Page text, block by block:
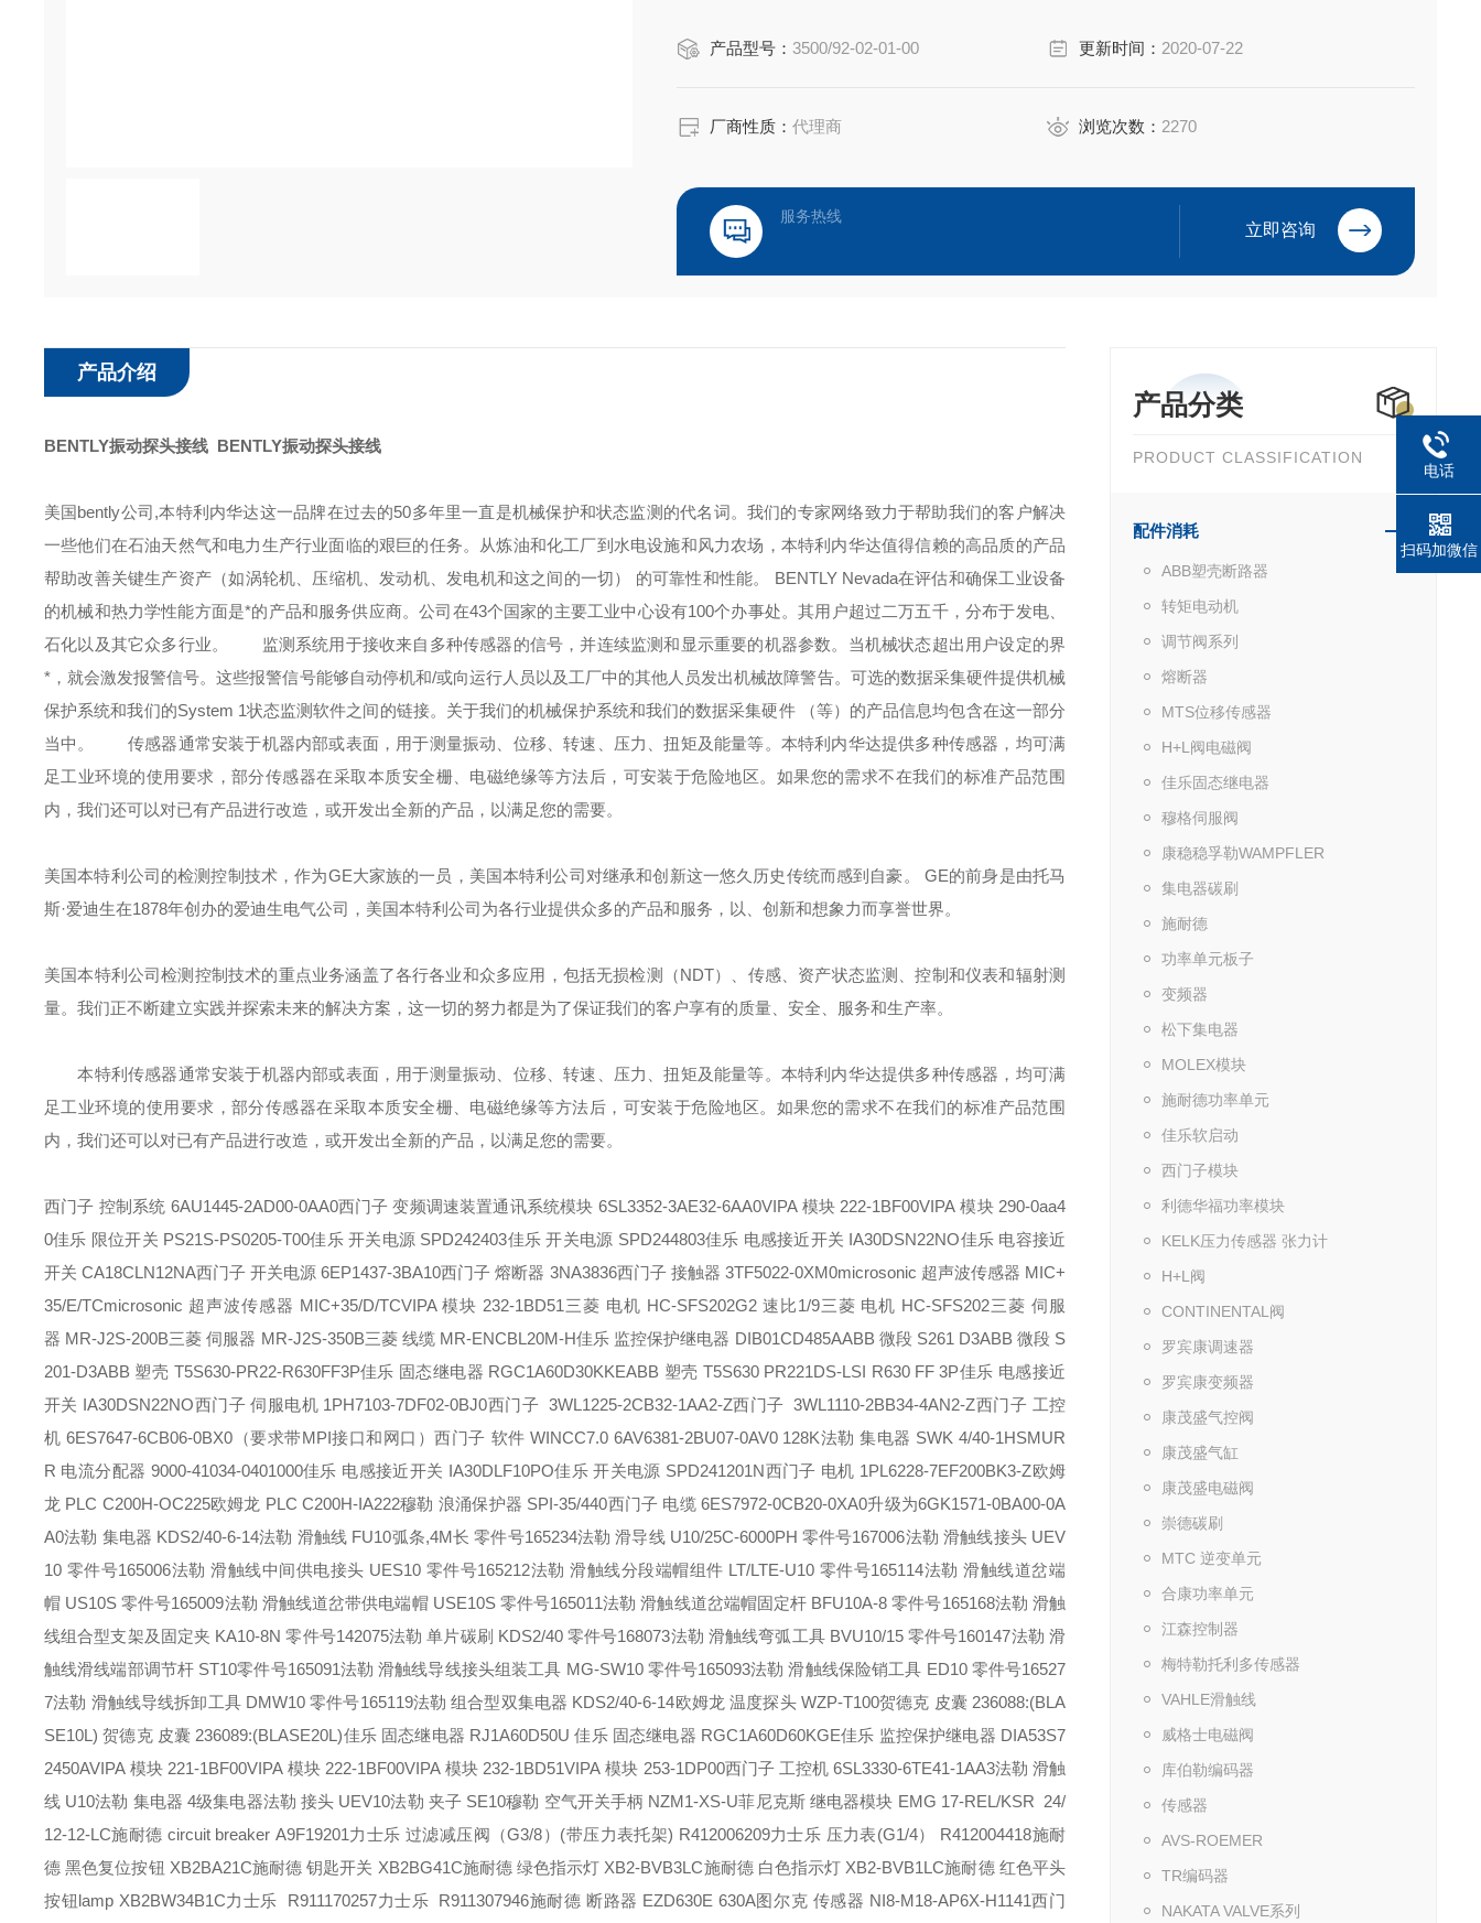
产品型号：3500/92-02-01-00 更新时间： 2020-07-22
厂商性质：代理商 浏览次数： 2270
服务热线
立即咨询
产品分类
PRODUCT CLASSIFICATION
配件消耗
ABB塑壳断路器
转矩电动机
调节阀系列
熔断器
MTS位移传感器
H+L阀电磁阀
佳乐固态继电器
穆格伺服阀
康稳稳孚勒WAMPFLER
集电器碳刷
施耐德
功率单元板子
变频器
松下集电器
MOLEX模块
施耐德功率单元
佳乐软启动
西门子模块
利德华福功率模块
KELK压力传感器 张力计
H+L阀
CONTINENTAL阀
罗宾康调速器
罗宾康变频器
康茂盛气控阀
康茂盛气缸
康茂盛电磁阀
崇德碳刷
MTC 逆变单元
合康功率单元
江森控制器
梅特勒托利多传感器
VAHLE滑触线
威格士电磁阀
库伯勒编码器
传感器
AVS-ROEMER
TR编码器
NAKATA VALVE系列
产品介绍
BENTLY振动探头接线 BENTLY振动探头接线
美国bently公司,本特利内华达这一品牌在过去的50多年里一直是机械保护和状态监测的代名词。我们的专家网络致力于帮助我们的客户解决
一些他们在石油天然气和电力生产行业面临的艰巨的任务。从炼油和化工厂到水电设施和风力农场，本特利内华达值得信赖的高品质的产品
帮助改善关键生产资产（如涡轮机、压缩机、发动机、发电机和这之间的一切） 的可靠性和性能。 BENTLY Nevada在评估和确保工业设备
的机械和热力学性能方面是*的产品和服务供应商。公司在43个国家的主要工业中心设有100个办事处。其用户超过二万五千，分布于发电、
石化以及其它众多行业。
监测系统用于接收来自多种传感器的信号，并连续监测和显示重要的机器参数。当机械状态超出用户设定的界
*，就会激发报警信号。这些报警信号能够自动停机和/或向运行人员以及工厂中的其他人员发出机械故障警告。可选的数据采集硬件提供机械
保护系统和我们的System 1状态监测软件之间的链接。关于我们的机械保护系统和我们的数据采集硬件 （等）的产品信息均包含在这一部分
当中。
传感器通常安装于机器内部或表面，用于测量振动、位移、转速、压力、扭矩及能量等。本特利内华达提供多种传感器，均可满
足工业环境的使用要求，部分传感器在采取本质安全栅、电磁绝缘等方法后，可安装于危险地区。如果您的需求不在我们的标准产品范围
内，我们还可以对已有产品进行改造，或开发出全新的产品，以满足您的需要。
美国本特利公司的检测控制技术，作为GE大家族的一员，美国本特利公司对继承和创新这一悠久历史传统而感到自豪。 GE的前身是由托马
斯·爱迪生在1878年创办的爱迪生电气公司，美国本特利公司为各行业提供众多的产品和服务，以、创新和想象力而享誉世界。
美国本特利公司检测控制技术的重点业务涵盖了各行各业和众多应用，包括无损检测（NDT）、传感、资产状态监测、控制和仪表和辐射测
量。我们正不断建立实践并探索未来的解决方案，这一切的努力都是为了保证我们的客户享有的质量、安全、服务和生产率。
本特利传感器通常安装于机器内部或表面，用于测量振动、位移、转速、压力、扭矩及能量等。本特利内华达提供多种传感器，均可满
足工业环境的使用要求，部分传感器在采取本质安全栅、电磁绝缘等方法后，可安装于危险地区。如果您的需求不在我们的标准产品范围
内，我们还可以对已有产品进行改造，或开发出全新的产品，以满足您的需要。
西门子 控制系统 6AU1445-2AD00-0AA0西门子 变频调速装置通讯系统模块 6SL3352-3AE32-6AA0VIPA 模块 222-1BF00VIPA 模块 290-0aa4
0佳乐 限位开关 PS21S-PS0205-T00佳乐 开关电源 SPD242403佳乐 开关电源 SPD244803佳乐 电感接近开关 IA30DSN22NO佳乐 电容接近
开关 CA18CLN12NA西门子 开关电源 6EP1437-3BA10西门子 熔断器 3NA3836西门子 接触器 3TF5022-0XM0microsonic 超声波传感器 MIC+
35/E/TCmicrosonic 超声波传感器 MIC+35/D/TCVIPA 模块 232-1BD51 三菱 电机 HC-SFS202G2 速比1/9三菱 电机 HC-SFS202三菱 伺服
器 MR-J2S-200B三菱 伺服器 MR-J2S-350B三菱 线缆 MR-ENCBL20M-H佳乐 监控保护继电器 DIB01CD485AABB 微段 S261 D3ABB 微段 S
201-D3ABB 塑壳 T5S630-PR22-R630FF3P佳乐 固态继电器 RGC1A60D30KKEABB 塑壳 T5S630 PR221DS-LSI R630 FF 3P佳乐 电感接近
开关 IA30DSN22NO西门子 伺服电机 1PH7103-7DF02-0BJ0西门子 3WL1225-2CB32-1AA2-Z西门子 3WL1110-2BB34-4AN2-Z西门子 工控
机 6ES7647-6CB06-0BX0（要求带MPI接口和网口）西门子 软件 WINCC7.0 6AV6381-2BU07-0AV0 128K法勒 集电器 SWK 4/40-1HSMUR
R 电流分配器 9000-41034-0401000佳乐 电感接近开关 IA30DLF10PO佳乐 开关电源 SPD241201N西门子 电机 1PL6228-7EF200BK3-Z欧姆
龙 PLC C200H-OC225欧姆龙 PLC C200H-IA222穆勒 浪涌保护器 SPI-35/440西门子 电缆 6ES7972-0CB20-0XA0升级为6GK1571-0BA00-0A
A0法勒 集电器 KDS2/40-6-14法勒 滑触线 FU10弧条,4M长 零件号165234法勒 滑导线 U10/25C-6000PH 零件号167006法勒 滑触线接头 UEV
10 零件号165006法勒 滑触线中间供电接头 UES10 零件号165212法勒 滑触线分段端帽组件 LT/LTE-U10 零件号165114法勒 滑触线道岔端
帽 US10S 零件号165009法勒 滑触线道岔带供电端帽 USE10S 零件号165011法勒 滑触线道岔端帽固定杆 BFU10A-8 零件号165168法勒 滑触
线组合型支架及固定夹 KA10-8N 零件号142075法勒 单片碳刷 KDS2/40 零件号168073法勒 滑触线弯弧工具 BVU10/15 零件号160147法勒 滑
触线滑线端部调节杆 ST10零件号165091法勒 滑触线导线接头组装工具 MG-SW10 零件号165093法勒 滑触线保险销工具 ED10 零件号16527
7法勒 滑触线导线拆卸工具 DMW10 零件号165119法勒 组合型双集电器 KDS2/40-6-14欧姆龙 温度探头 WZP-T100贺德克 皮囊 236088:(BLA
SE10L)贺德克 皮囊 236089:(BLASE20L)佳乐 固态继电器 RJ1A60D50U佳乐 固态继电器 RGC1A60D60KGE佳乐 监控保护继电器 DIA53S7
2450AVIPA 模块 221-1BF00VIPA 模块 222-1BF00VIPA 模块 232-1BD51VIPA 模块 253-1DP00西门子 工控机 6SL3330-6TE41-1AA3法勒 滑触
线 U10法勒 集电器 4级集电器法勒 接头 UEV10法勒 夹子 SE10穆勒 空气开关手柄 NZM1-XS-U菲尼克斯 继电器模块 EMG 17-REL/KSR 24/
12-12-LC施耐德 circuit breaker A9F19201力士乐 过滤减压阀（G3/8）(带压力表托架) R412006209力士乐 压力表(G1/4） R412004418施耐
德 黑色复位按钮 XB2BA21C施耐德 钥匙开关 XB2BG41C施耐德 绿色指示灯 XB2-BVB3LC施耐德 白色指示灯 XB2-BVB1LC施耐德 红色平头
按钮lamp XB2BW34B1C力士乐 R911170257力士乐 R911307946施耐德 断路器 EZD630E 630A图尔克 传感器 NI8-M18-AP6X-H1141西门
电话
扫码加微信